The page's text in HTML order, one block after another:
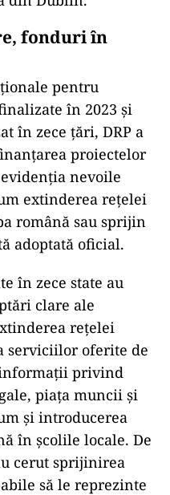
fonduri în
pentru
în 2023 și
în zece țări, DRP a
proiectelor
nevoile
extinderea rețelei
română sau sprijin
adoptată oficial.
în zece state au
clare ale
rețelei
serviciilor oferite de
informații privind
piața muncii și
și introducerea
în școlile locale. De
cerut sprijinirea
să le reprezinte